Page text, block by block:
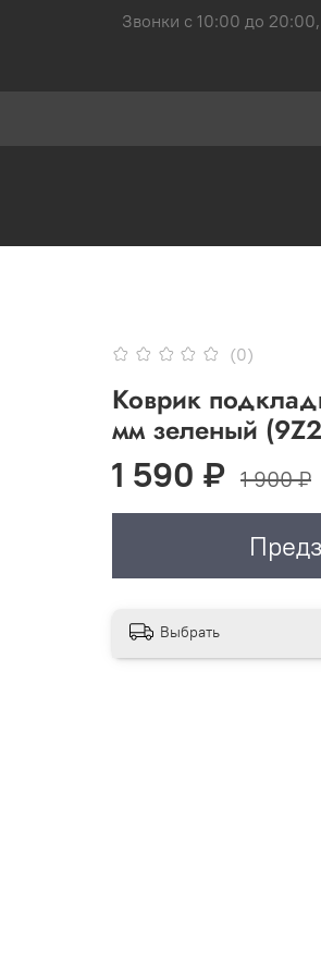
Звонки с 10:00 до
(0)
Коврик
мм зеленый
1 590 ₽ 1 900 ₽
Выбрать